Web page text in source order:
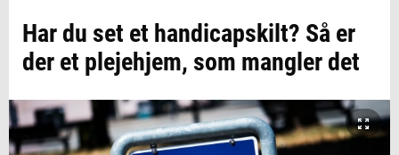
Har du set et handicapskilt? Så er
der et plejehjem, som mangler det